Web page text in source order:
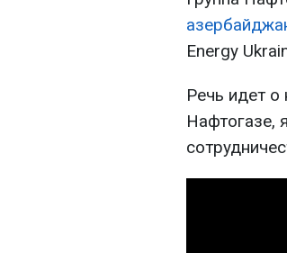
Energy
Речь идет о
Нафтогазе,